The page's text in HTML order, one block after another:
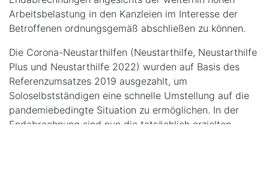
Arbeitsbelastung in den Kanzleien im Interesse der
Betroffenen ordnungsgemäß abschließen zu können.
Die Corona-Neustarthilfen (Neustarthilfe, Neustarthilfe
Plus und Neustarthilfe 2022) wurden auf Basis des
Referenzumsatzes 2019 ausgezahlt, um
Soloselbstständigen eine schnelle Umstellung auf die
pandemiebedingte Situation zu ermöglichen. In der
Endabrechnung sind nun die tatsächlich erzielten